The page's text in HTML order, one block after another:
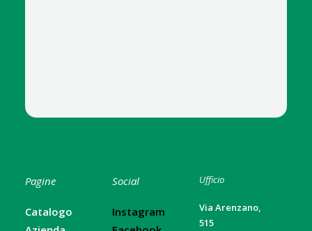
Pagine
Catalogo
Social
Instagram
Ufficio
Via Arenzano,
515